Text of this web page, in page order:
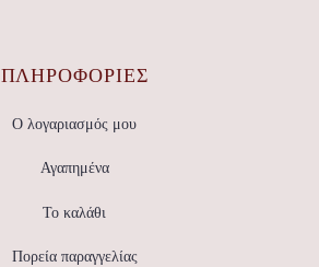
ΠΛΗΡΟΦΟΡΙΕΣ
Ο λογαριασμός μου
Αγαπημένα
Το καλάθι
Πορεία παραγγελίας